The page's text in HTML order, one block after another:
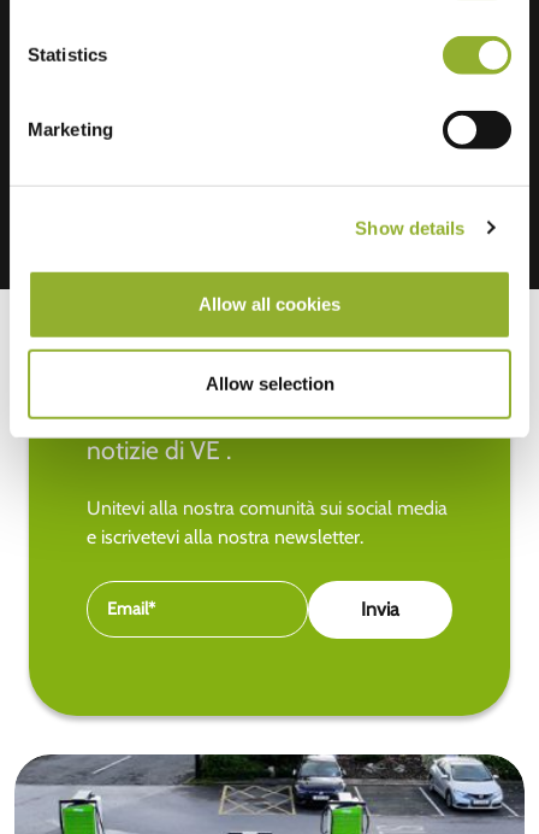
Statistics
Marketing
Show details
Allow all cookies
Allow selection
Rimanete aggiornati sulle ultime
notizie di VE .
Unitevi alla nostra comunità sui social media
e iscrivetevi alla nostra newsletter.